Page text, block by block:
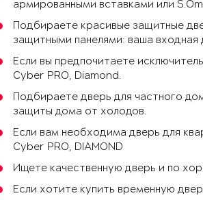
армированными вставками или
Подбираете красивые защитные
защитными панелями: ваша
Если вы предпочитаете
Cyber PRO, Diamond.
Подбираете дверь для частного
защиты дома от холодов.
Если вам необходима дверь для
Cyber PRO, DIAMOND
Ищете качественную дверь и по
Если хотите купить временную